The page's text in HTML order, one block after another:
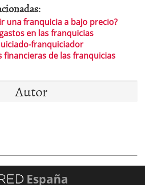
una franquicia a bajo precio?
en las franquicias
franquiciador
financieras de las franquicias
Autor
España